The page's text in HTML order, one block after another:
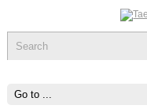
Taekwondo?